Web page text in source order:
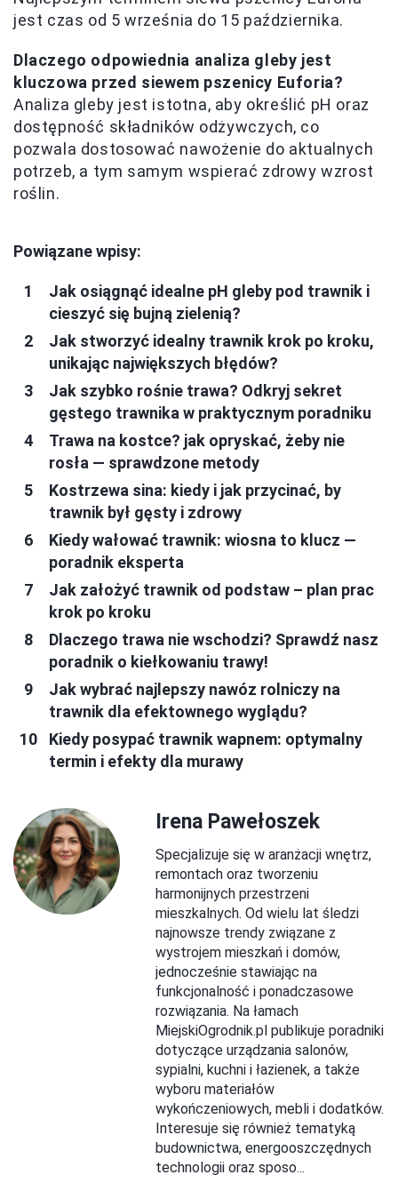
jest czas od 5 września do 15 października.
Dlaczego odpowiednia analiza gleby jest
kluczowa przed siewem pszenicy Euforia?
Analiza gleby jest istotna, aby określić pH oraz
dostępność składników odżywczych, co
pozwala dostosować nawożenie do aktualnych
potrzeb, a tym samym wspierać zdrowy wzrost
roślin.
Powiązane wpisy:
Jak osiągnąć idealne pH gleby pod trawnik i
cieszyć się bujną zielenią?
Jak stworzyć idealny trawnik krok po kroku,
unikając największych błędów?
Jak szybko rośnie trawa? Odkryj sekret
gęstego trawnika w praktycznym poradniku
Trawa na kostce? jak opryskać, żeby nie
rosła — sprawdzone metody
Kostrzewa sina: kiedy i jak przycinać, by
trawnik był gęsty i zdrowy
Kiedy wałować trawnik: wiosna to klucz —
poradnik eksperta
Jak założyć trawnik od podstaw – plan prac
krok po kroku
Dlaczego trawa nie wschodzi? Sprawdź nasz
poradnik o kiełkowaniu trawy!
Jak wybrać najlepszy nawóz rolniczy na
trawnik dla efektownego wyglądu?
Kiedy posypać trawnik wapnem: optymalny
termin i efekty dla murawy
Irena Pawełoszek
Specjalizuje się w aranżacji wnętrz,
remontach oraz tworzeniu
harmonijnych przestrzeni
mieszkalnych. Od wielu lat śledzi
najnowsze trendy związane z
wystrojem mieszkań i domów,
jednocześnie stawiając na
funkcjonalność i ponadczasowe
rozwiązania. Na łamach
MiejskiOgrodnik.pl publikuje poradniki
dotyczące urządzania salonów,
sypialni, kuchni i łazienek, a także
wyboru materiałów
wykończeniowych, mebli i dodatków.
Interesuje się również tematyką
budownictwa, energooszczędnych
technologii oraz sposo...